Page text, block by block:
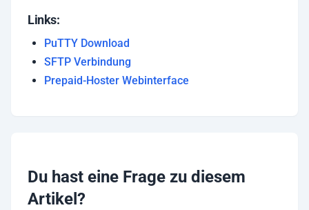
Links:
PuTTY Download
SFTP Verbindung
Prepaid-Hoster Webinterface
Du hast eine Frage zu diesem
Artikel?